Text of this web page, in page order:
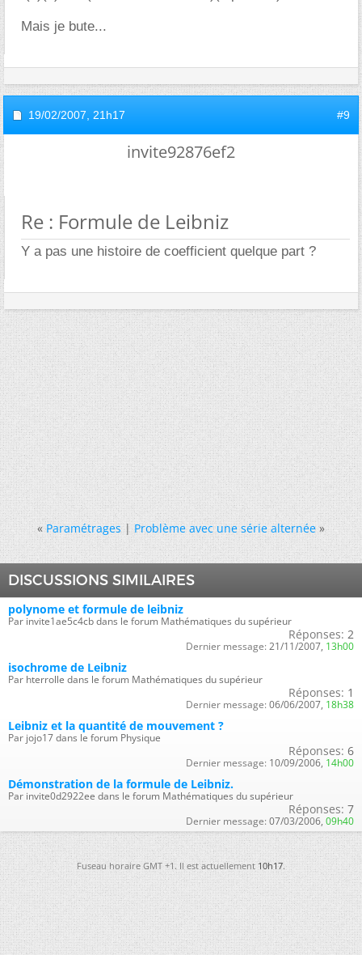
Mais je bute...
19/02/2007, 21h17 #9
invite92876ef2
Re : Formule de Leibniz
Y a pas une histoire de coefficient quelque part ?
« Paramétrages|Problème avec une série alternée »
DISCUSSIONS SIMILAIRES
polynome et formule de leibniz
Par invite1ae5c4cb dans le forum Mathématiques du supérieur
Réponses: 2
Dernier message: 21/11/2007, 13h00
isochrome de Leibniz
Par hterrolle dans le forum Mathématiques du supérieur
Réponses: 1
Dernier message: 06/06/2007, 18h38
Leibniz et la quantité de mouvement ?
Par jojo17 dans le forum Physique
Réponses: 6
Dernier message: 10/09/2006, 14h00
Démonstration de la formule de Leibniz.
Par invite0d2922ee dans le forum Mathématiques du supérieur
Réponses: 7
Dernier message: 07/03/2006, 09h40
Fuseau horaire GMT +1. Il est actuellement10h17.